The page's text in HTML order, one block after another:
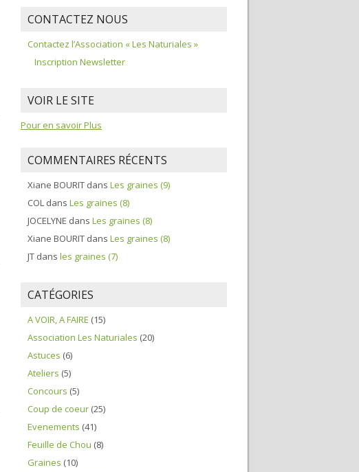
CONTACTEZ NOUS
Contactez l’Association « Les Naturiales »
Inscription Newsletter
VOIR LE SITE
Pour en savoir Plus
COMMENTAIRES RÉCENTS
Xiane BOURIT dans Les graines (9)
COL dans Les graines (8)
JOCELYNE dans Les graines (8)
Xiane BOURIT dans Les graines (8)
JT dans les graines (7)
CATÉGORIES
A VOIR, A FAIRE (15)
Association Les Naturiales (20)
Astuces (6)
Ateliers (5)
Concours (5)
Coup de coeur (25)
Evenements (41)
Feuille de Chou (8)
Graines (10)